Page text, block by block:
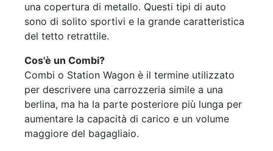
una copertura di metallo. Questi tipi di auto
sono di solito sportivi e la grande caratteristica
del tetto retrattile.
Cos'è un Combi?
Combi o Station Wagon è il termine utilizzato
per descrivere una carrozzeria simile a una
berlina, ma ha la parte posteriore più lunga per
aumentare la capacità di carico e un volume
maggiore del bagagliaio.